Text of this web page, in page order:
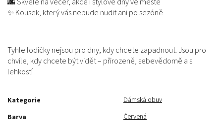
✨ Kousek, který vás nebude nudit ani po sezóně
Tyhle lodičky nejsou pro dny, kdy chcete zapadnout. Jsou pro
chvíle, kdy chcete být vidět – přirozeně, sebevědomě a s
lehkostí
Kategorie
Dámská obuv
Barva
Červená